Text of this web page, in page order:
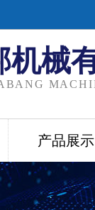
机械
产品展示